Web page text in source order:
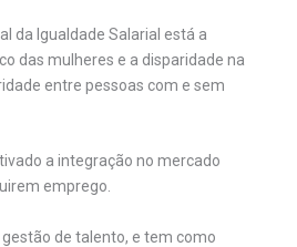
da Igualdade Salarial está a
das mulheres e a disparidade na
entre pessoas com e sem
a integração no mercado
emprego.
de talento, e tem como